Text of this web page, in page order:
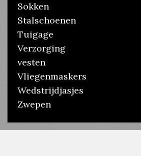
Sokken
Stalschoenen
Tuigage
Verzorging
vesten
Vliegenmaskers
Wedstrijdjasjes
Zwepen